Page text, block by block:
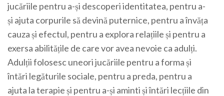
jucăriile pentru a-și descoperi identitatea, pentru a-
și ajuta corpurile să devină puternice, pentru a învăța
cauza și efectul, pentru a explora relațiile și pentru a
exersa abilitățile de care vor avea nevoie ca adulți.
Adulții folosesc uneori jucăriile pentru a forma și
întări legăturile sociale, pentru a preda, pentru a
ajuta la terapie și pentru a-și aminti și întări lecțiile din